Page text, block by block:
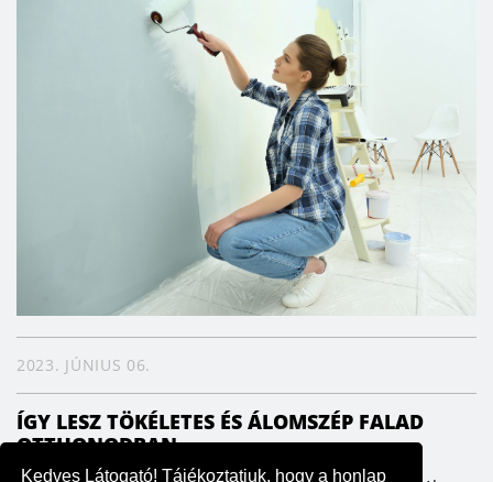
Kedves Látogató! Tájékoztatjuk, hogy a honlap
2023. JÚNIUS 06.
ÍGY LESZ TÖKÉLETES ÉS ÁLOMSZÉP FALAD
OTTHONODBAN